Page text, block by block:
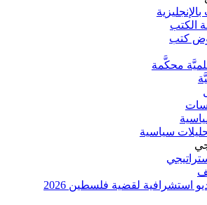
الكتب
كتب
محكَّمة
سياسية
استشرافية لقضية فلسطين 2026